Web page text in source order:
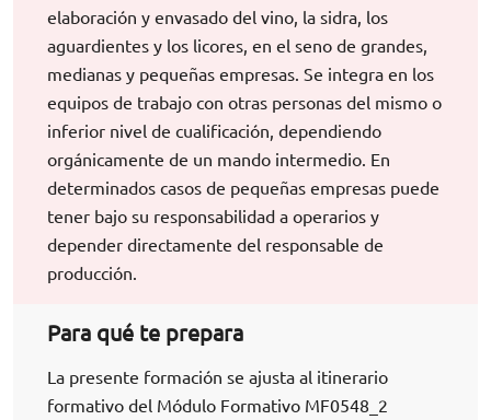
elaboración y envasado del vino, la sidra, los
aguardientes y los licores, en el seno de grandes,
medianas y pequeñas empresas. Se integra en los
equipos de trabajo con otras personas del mismo o
inferior nivel de cualificación, dependiendo
orgánicamente de un mando intermedio. En
determinados casos de pequeñas empresas puede
tener bajo su responsabilidad a operarios y
depender directamente del responsable de
producción.
Para qué te prepara
La presente formación se ajusta al itinerario
formativo del Módulo Formativo MF0548_2